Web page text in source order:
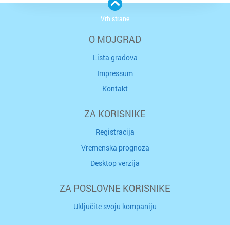
O MOJGRAD
Lista gradova
Impressum
Kontakt
ZA KORISNIKE
Registracija
Vremenska prognoza
Desktop verzija
ZA POSLOVNE KORISNIKE
Uključite svoju kompaniju
Vrh strane